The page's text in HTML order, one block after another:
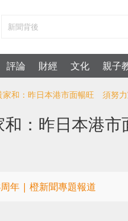
評論 財經 文化 親子
家和：昨日本港市面暢旺 須努
和：昨日本港
年 | 橙新聞專題報道